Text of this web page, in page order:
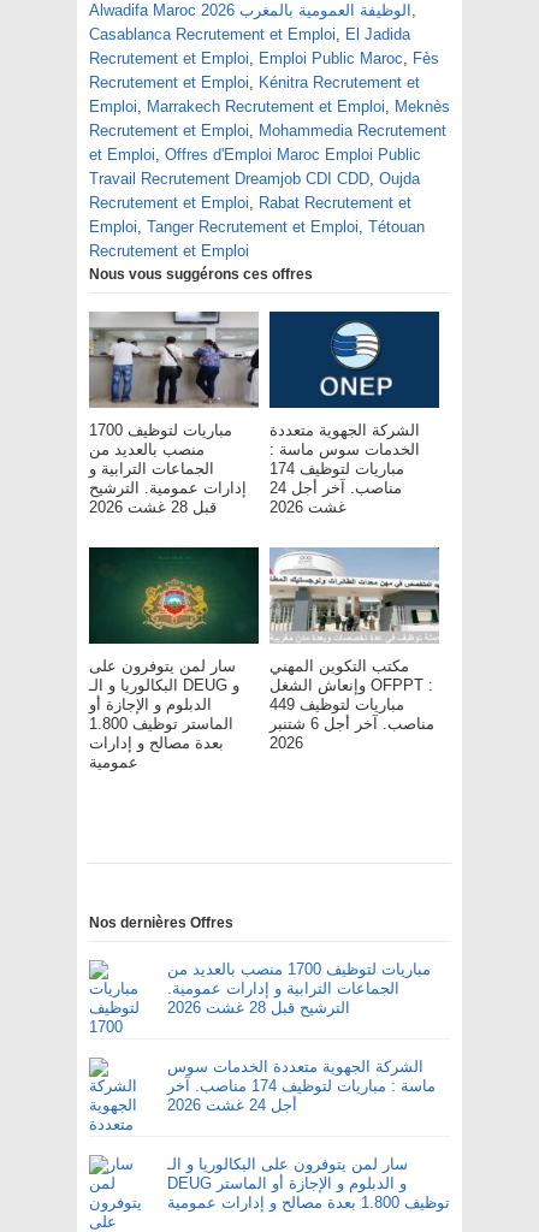
Alwadifa Maroc 2026 الوظيفة العمومية بالمغرب ,
Casablanca Recrutement et Emploi, El Jadida
Recrutement et Emploi, Emploi Public Maroc, Fès
Recrutement et Emploi, Kénitra Recrutement et
Emploi, Marrakech Recrutement et Emploi, Meknès
Recrutement et Emploi, Mohammedia Recrutement
et Emploi, Offres d'Emploi Maroc Emploi Public
Travail Recrutement Dreamjob CDI CDD, Oujda
Recrutement et Emploi, Rabat Recrutement et
Emploi, Tanger Recrutement et Emploi, Tétouan
Recrutement et Emploi
Nous vous suggérons ces offres
مباريات لتوظيف 1700
منصب بالعديد من
الجماعات الترابية و
إدارات عمومية. الترشيح
قبل 28 غشت 2026
الشركة الجهوية متعددة
الخدمات سوس ماسة :
مباريات لتوظيف 174
مناصب. آخر أجل 24
غشت 2026
سار لمن يتوفرون على
البكالوريا و الـ DEUG و
الدبلوم و الإجازة أو
الماستر توظيف 1.800
بعدة مصالح و إدارات
عمومية
مكتب التكوين المهني
وإنعاش الشغل OFPPT :
مباريات لتوظيف 449
مناصب. آخر أجل 6 شتنبر
2026
Nos dernières Offres
مباريات لتوظيف 1700 منصب بالعديد من
الجماعات الترابية و إدارات عمومية.
الترشيح قبل 28 غشت 2026
الشركة الجهوية متعددة الخدمات سوس
ماسة : مباريات لتوظيف 174 مناصب. آخر
أجل 24 غشت 2026
سار لمن يتوفرون على البكالوريا و الـ
DEUG و الدبلوم و الإجازة أو الماستر
توظيف 1.800 بعدة مصالح و إدارات عمومية